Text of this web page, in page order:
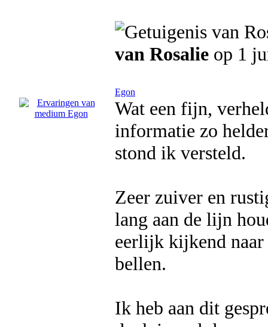
van Rosalie op 1
Egon
Wat een fijn,
informatie zo
stond ik versteld.
Zeer zuiver en
lang aan de lijn
eerlijk kijkend naar
bellen.
Ik heb aan dit